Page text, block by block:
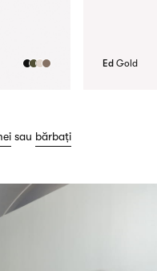
Ed Gold
sau bărbați